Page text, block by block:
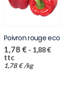
Poivron rouge eco
1,78 € - 1,88€
ttc
1,78€ /kg